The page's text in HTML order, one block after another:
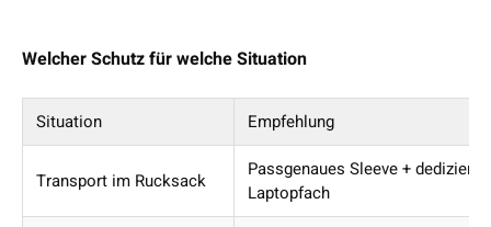
Welcher Schutz für welche Situation
Situation Empfehlung
Transport im Rucksack
Passgenaues Sleeve +
Laptopfach